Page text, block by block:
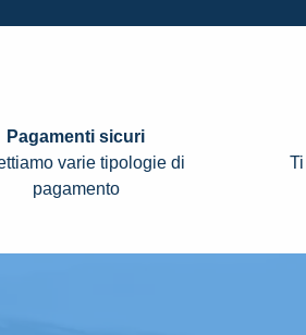
Pagamenti sicuri
varie tipologie di
pagamento